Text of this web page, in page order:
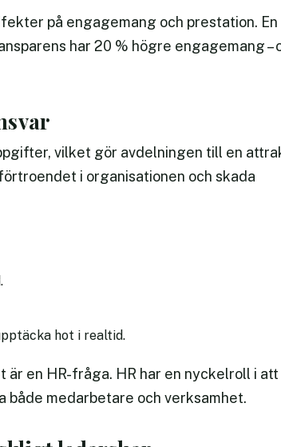
på engagemang och prestation. En
har 20 % högre engagemang –
vilket gör avdelningen till en
i organisationen och skada
hot i realtid.
en HR-fråga. HR har en nyckelroll i att
medarbetare och verksamhet.